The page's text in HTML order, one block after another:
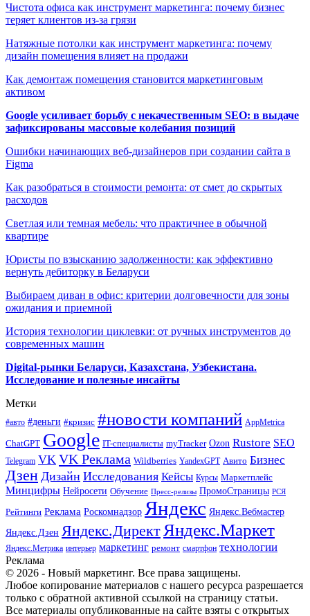
Чистота офиса как инструмент маркетинга: почему бизнес
теряет клиентов из-за грязи
Натяжные потолки как инструмент маркетинга: почему
дизайн помещения влияет на продажи
Как демонтаж помещения становится маркетинговым
активом
Google усиливает борьбу с некачественным SEO: в выдаче
зафиксированы массовые колебания позиций
Ошибки начинающих веб-дизайнеров при создании сайта в
Figma
Как разобраться в стоимости ремонта: от смет до скрытых
расходов
Светлая или темная мебель: что практичнее в обычной
квартире
Юристы по взысканию задолженности: как эффективно
вернуть дебиторку в Беларуси
Выбираем диван в офис: критерии долговечности для зоны
ожидания и приемной
История технологии циклевки: от ручных инструментов до
современных машин
Digital-рынки Беларуси, Казахстана, Узбекистана.
Исследование и полезные инсайты
Метки
#авто #деньги #кризис #новости компаний AppMetrica
ChatGPT Google IT-специалисты myTracker Ozon Rustore SEO
Telegram VK VK Реклама Wildberries YandexGPT Авито Бизнес
Дзен Дизайн Исследования Кейсы Курсы Маркетплейс
Минцифры Нейросети Обучение Пресс-релизы ПромоСтраницы РСЯ
Рейтинги Реклама Роскомнадзор Яндекс Яндекс.Вебмастер
Яндекс.Дзен Яндекс.ДиректЯндекс.Маркет
Яндекс.Метрика интерьер маркетинг ремонт смартфон технологии
Реклама
© 2026 - Новый маркетинг. Все права защищены.
Любое копирование материалов с нашего ресурса разрешается
только с обратной активной ссылкой на страницу статьи.
Все материалы опубликованные на сайте взяты с открытых